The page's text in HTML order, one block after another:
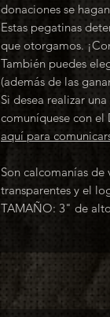
donaciones se
Estas pegatinas
que otorgamos.
También puedes
(además de las
Si desea realizar
comuníquese con el
aquí para
Son calcomanías
transparentes y el
TAMAÑO: 3" de